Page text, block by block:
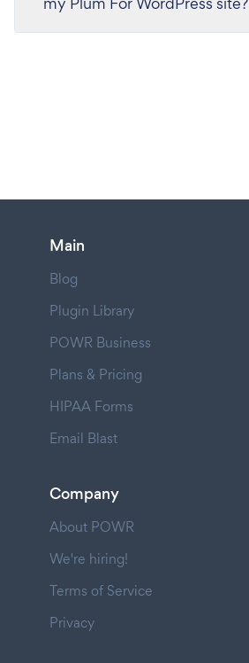
Main
Blog
Plugin Library
POWR Business
Plans & Pricing
HIPAA Forms
Email Blast
Company
About POWR
We're hiring!
Terms of Service
Privacy